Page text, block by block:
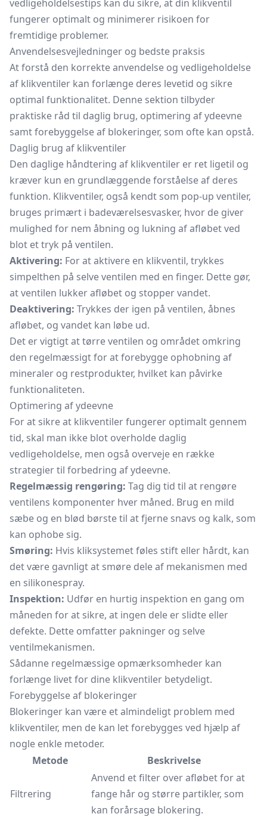
vedligeholdelsestips kan du sikre, at din klikventil
fungerer optimalt og minimerer risikoen for
fremtidige problemer.
Anvendelsesvejledninger og bedste praksis
At forstå den korrekte anvendelse og vedligeholdelse
af klikventiler kan forlænge deres levetid og sikre
optimal funktionalitet. Denne sektion tilbyder
praktiske råd til daglig brug, optimering af ydeevne
samt forebyggelse af blokeringer, som ofte kan opstå.
Daglig brug af klikventiler
Den daglige håndtering af klikventiler er ret ligetil og
kræver kun en grundlæggende forståelse af deres
funktion. Klikventiler, også kendt som pop-up ventiler,
bruges primært i badeværelsesvasker, hvor de giver
mulighed for nem åbning og lukning af afløbet ved
blot et tryk på ventilen.
Aktivering: For at aktivere en klikventil, trykkes
simpelthen på selve ventilen med en finger. Dette gør,
at ventilen lukker afløbet og stopper vandet.
Deaktivering: Trykkes der igen på ventilen, åbnes
afløbet, og vandet kan løbe ud.
Det er vigtigt at tørre ventilen og området omkring
den regelmæssigt for at forebygge ophobning af
mineraler og restprodukter, hvilket kan påvirke
funktionaliteten.
Optimering af ydeevne
For at sikre at klikventiler fungerer optimalt gennem
tid, skal man ikke blot overholde daglig
vedligeholdelse, men også overveje en række
strategier til forbedring af ydeevne.
Regelmæssig rengøring: Tag dig tid til at rengøre
ventilens komponenter hver måned. Brug en mild
sæbe og en blød børste til at fjerne snavs og kalk, som
kan ophobe sig.
Smøring: Hvis kliksystemet føles stift eller hårdt, kan
det være gavnligt at smøre dele af mekanismen med
en silikonespray.
Inspektion: Udfør en hurtig inspektion en gang om
måneden for at sikre, at ingen dele er slidte eller
defekte. Dette omfatter pakninger og selve
ventilmekanismen.
Sådanne regelmæssige opmærksomheder kan
forlænge livet for dine klikventiler betydeligt.
Forebyggelse af blokeringer
Blokeringer kan være et almindeligt problem med
klikventiler, men de kan let forebygges ved hjælp af
nogle enkle metoder.
Metode
Beskrivelse
Filtrering
Anvend et filter over afløbet for at
fange hår og større partikler, som
kan forårsage blokering.